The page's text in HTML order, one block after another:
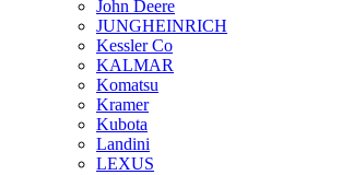
John Deere
JUNGHEINRICH
Kessler Co
KALMAR
Komatsu
Kramer
Kubota
Landini
LEXUS